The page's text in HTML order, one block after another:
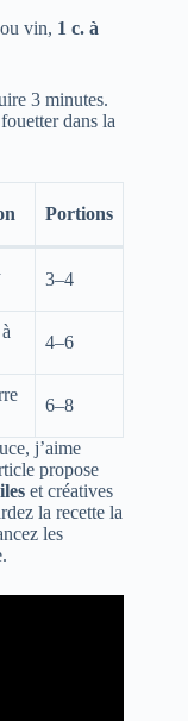
vin, 1 c. à
3 minutes.
dans la
Portions
3–4
4–6
6–8
j’aime
propose
et créatives
la recette la
les